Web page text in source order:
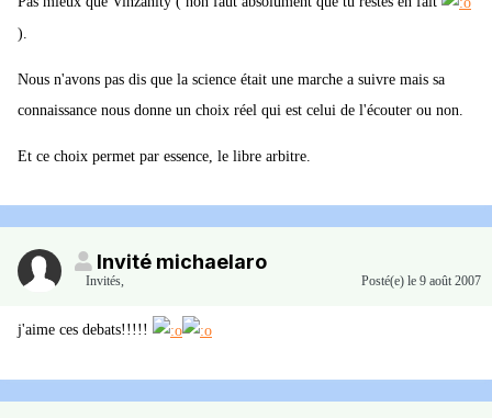
).
Nous n'avons pas dis que la science était une marche a suivre mais sa
connaissance nous donne un choix réel qui est celui de l'écouter ou non.
Et ce choix permet par essence, le libre arbitre.
Invité michaelaro
Invités, Posté(e) le 9 août 2007
j'aime ces debats!!!!!